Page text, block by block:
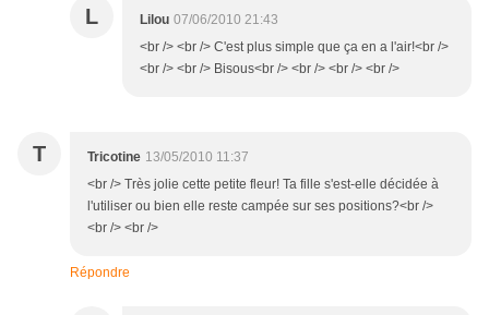
L Lilou 07/06/2010 21:43
<br /> <br /> C'est plus simple que ça en a l'air!<br />
<br /> <br /> Bisous<br /> <br /> <br /> <br />
T Tricotine 13/05/2010 11:37
<br /> Très jolie cette petite fleur! Ta fille s'est-elle décidée à
l'utiliser ou bien elle reste campée sur ses positions?<br />
<br /> <br />
Répondre